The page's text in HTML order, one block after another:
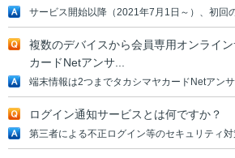
サービス開始以降（2021年7月1日～）、初回
複数のデバイスから会員専用オンライ
カードNetアンサ...
端末情報は2つまでタカシマヤカードNetアン
ログイン通知サービスとは何ですか？
第三者による不正ログイン等のセキュリティ